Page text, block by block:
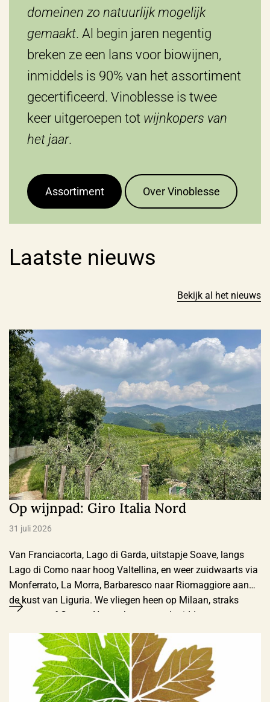
domeinen zo natuurlijk mogelijk
gemaakt. Al begin jaren negentig
breken ze een lans voor biowijnen,
inmiddels is 90% van het assortiment
gecertificeerd. Vinoblesse is twee
keer uitgeroepen tot wijnkopers van
het jaar.
Assortiment Over Vinoblesse
Laatste nieuws
Bekijk al het nieuws
Op wijnpad: Giro Italia Nord
31 juli 2026
Van Franciacorta, Lago di Garda, uitstapje Soave, langs
Lago di Como naar hoog Valtellina, en weer zuidwaarts via
Monferrato, La Morra, Barbaresco naar Riomaggiore aan
de kust van Liguria. We vliegen heen op Milaan, straks
terug vanaf Genua. Na aankomst rond middaguur eerst
huurauto (lompe Opel, wel zoals gereserveerd een
automaat) opgehaald in spookachtige, slecht …